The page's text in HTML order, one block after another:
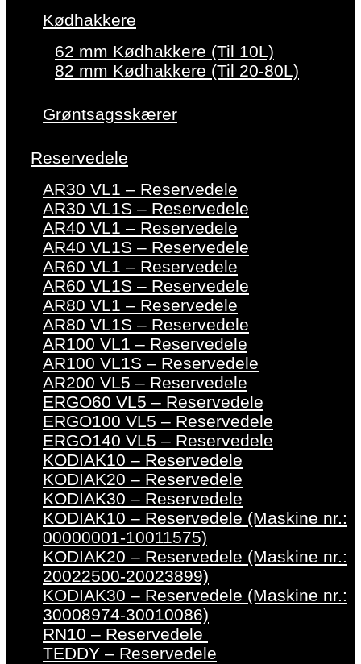
Kødhakkere
62 mm Kødhakkere (Til 10L)
82 mm Kødhakkere (Til 20-80L)
Grøntsagsskærer
Reservedele
AR30 VL1 – Reservedele
AR30 VL1S – Reservedele
AR40 VL1 – Reservedele
AR40 VL1S – Reservedele
AR60 VL1 – Reservedele
AR60 VL1S – Reservedele
AR80 VL1 – Reservedele
AR80 VL1S – Reservedele
AR100 VL1 – Reservedele
AR100 VL1S – Reservedele
AR200 VL5 – Reservedele
ERGO60 VL5 – Reservedele
ERGO100 VL5 – Reservedele
ERGO140 VL5 – Reservedele
KODIAK10 – Reservedele
KODIAK20 – Reservedele
KODIAK30 – Reservedele
KODIAK10 – Reservedele (Maskine nr.:
00000001-10011575)
KODIAK20 – Reservedele (Maskine nr.:
20022500-20023899)
KODIAK30 – Reservedele (Maskine nr.:
30008974-30010086)
RN10 – Reservedele
TEDDY – Reservedele